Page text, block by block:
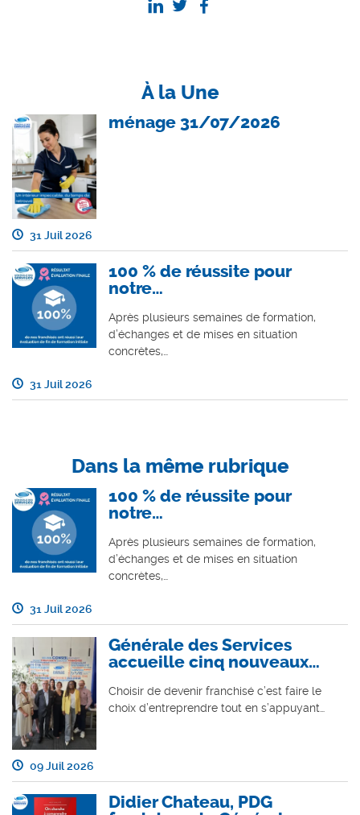
À la Une
ménage 31/07/2026
31 Juil 2026
100 % de réussite pour
notre…
Après plusieurs semaines de formation,
d’échanges et de mises en situation
concrètes,…
31 Juil 2026
Dans la même rubrique
100 % de réussite pour
notre…
Après plusieurs semaines de formation,
d’échanges et de mises en situation
concrètes,…
31 Juil 2026
Générale des Services
accueille cinq nouveaux…
Choisir de devenir franchisé c’est faire le
choix d’entreprendre tout en s’appuyant…
09 Juil 2026
Didier Chateau, PDG